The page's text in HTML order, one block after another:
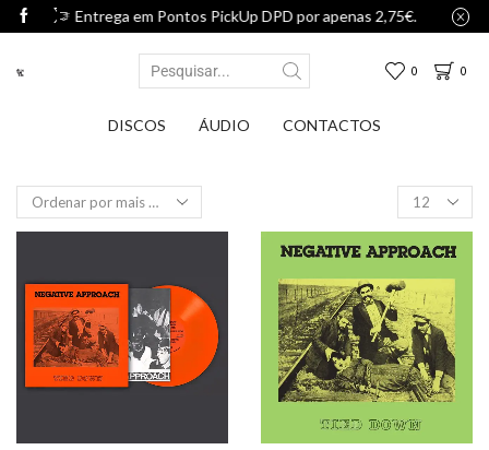
Pontos PickUp DPD por apenas 2,75€. Entrega em Pontos
0 0
DISCOS ÁUDIO CONTACTOS